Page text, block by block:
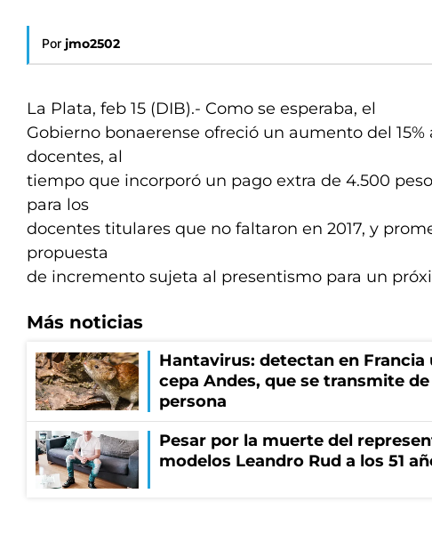
Por jmo2502
La Plata, feb 15 (DIB).- Como se esperaba, el
Gobierno bonaerense ofreció un aumento del 15%
docentes, al
tiempo que incorporó un pago extra de 4.500
para los
docentes titulares que no faltaron en 2017, y
propuesta
de incremento sujeta al presentismo para un
Más noticias
Hantavirus: detectan en Francia
cepa Andes, que se transmite
persona
Pesar por la muerte del
modelos Leandro Rud a los 51